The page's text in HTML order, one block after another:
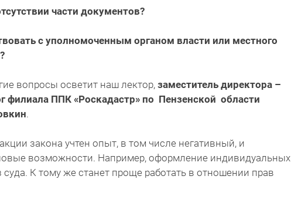
части документов?
с уполномоченным органом власти или местного
вопросы осветит наш лектор, заместитель директора –
филиала ППК «Роскадастр» по Пензенской области
.
закона учтен опыт, в том числе негативный, и
возможности. Например, оформление индивидуальных
К тому же станет проще работать в отношении прав